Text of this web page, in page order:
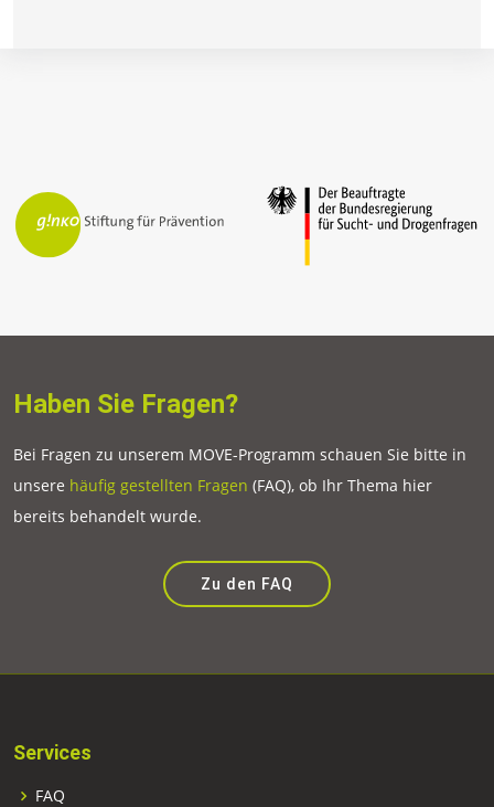
Haben Sie Fragen?
Bei Fragen zu unserem MOVE-Programm schauen Sie bitte in
unsere häufig gestellten Fragen (FAQ), ob Ihr Thema hier
bereits behandelt wurde.
Zu den FAQ
Services
FAQ